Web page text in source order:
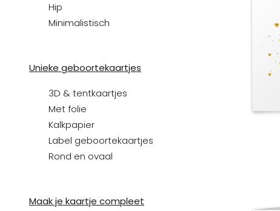
Hip
Minimalistisch
Unieke geboortekaartjes
3D & tentkaartjes
Met folie
Kalkpapier
Label geboortekaartjes
Rond en ovaal
Maak je kaartje compleet